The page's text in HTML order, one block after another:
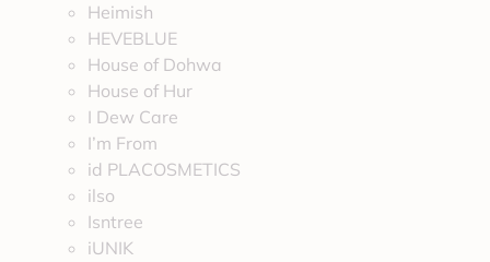
Heimish
HEVEBLUE
House of Dohwa
House of Hur
I Dew Care
I’m From
id PLACOSMETICS
ilso
Isntree
iUNIK